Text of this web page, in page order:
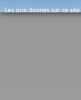
Les prix donnés sur ce
erreurs d'encodage, et